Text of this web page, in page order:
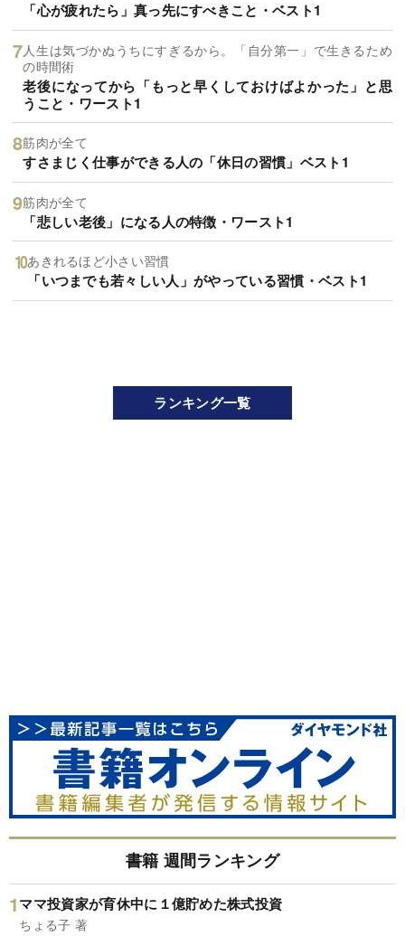
「心が疲れたら」真っ先にすべきこと・ベスト1
人生は気づかぬうちにすぎるから。「自分第一」で生きるため
の時間術
老後になってから「もっと早くしておけばよかった」と思
うこと・ワースト1
筋肉が全て
すさまじく仕事ができる人の「休日の習慣」ベスト1
筋肉が全て
「悲しい老後」になる人の特徴・ワースト1
あきれるほど小さい習慣
「いつまでも若々しい人」がやっている習慣・ベスト1
ランキング一覧
書籍 週間ランキング
ママ投資家が育休中に１億貯めた株式投資
ちょる子 著